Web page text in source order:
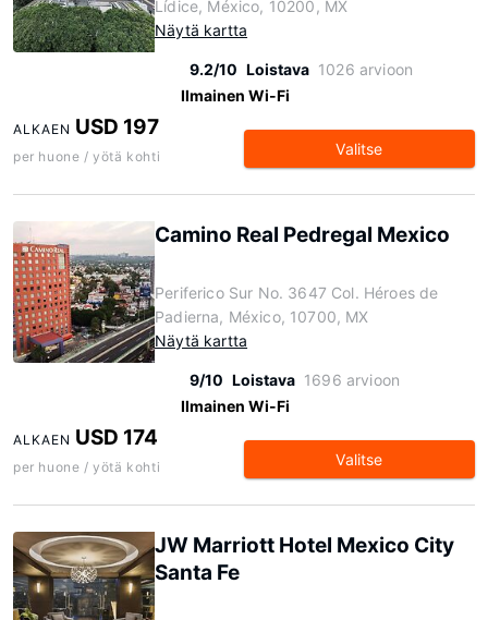
Lídice, México, 10200, MX
Näytä kartta
9.2/10 Loistava 1026 arvioon
Ilmainen Wi-Fi
ALKAEN USD 197
per huone / yötä kohti Valitse
Camino Real Pedregal Mexico
Periferico Sur No. 3647 Col. Héroes de
Padierna, México, 10700, MX
Näytä kartta
9/10 Loistava 1696 arvioon
Ilmainen Wi-Fi
ALKAEN USD 174
per huone / yötä kohti Valitse
JW Marriott Hotel Mexico City
Santa Fe